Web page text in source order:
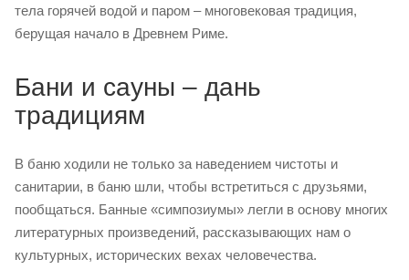
тела горячей водой и паром – многовековая традиция,
берущая начало в Древнем Риме.
Бани и сауны – дань
традициям
В баню ходили не только за наведением чистоты и
санитарии, в баню шли, чтобы встретиться с друзьями,
пообщаться. Банные «симпозиумы» легли в основу многих
литературных произведений, рассказывающих нам о
культурных, исторических вехах человечества.